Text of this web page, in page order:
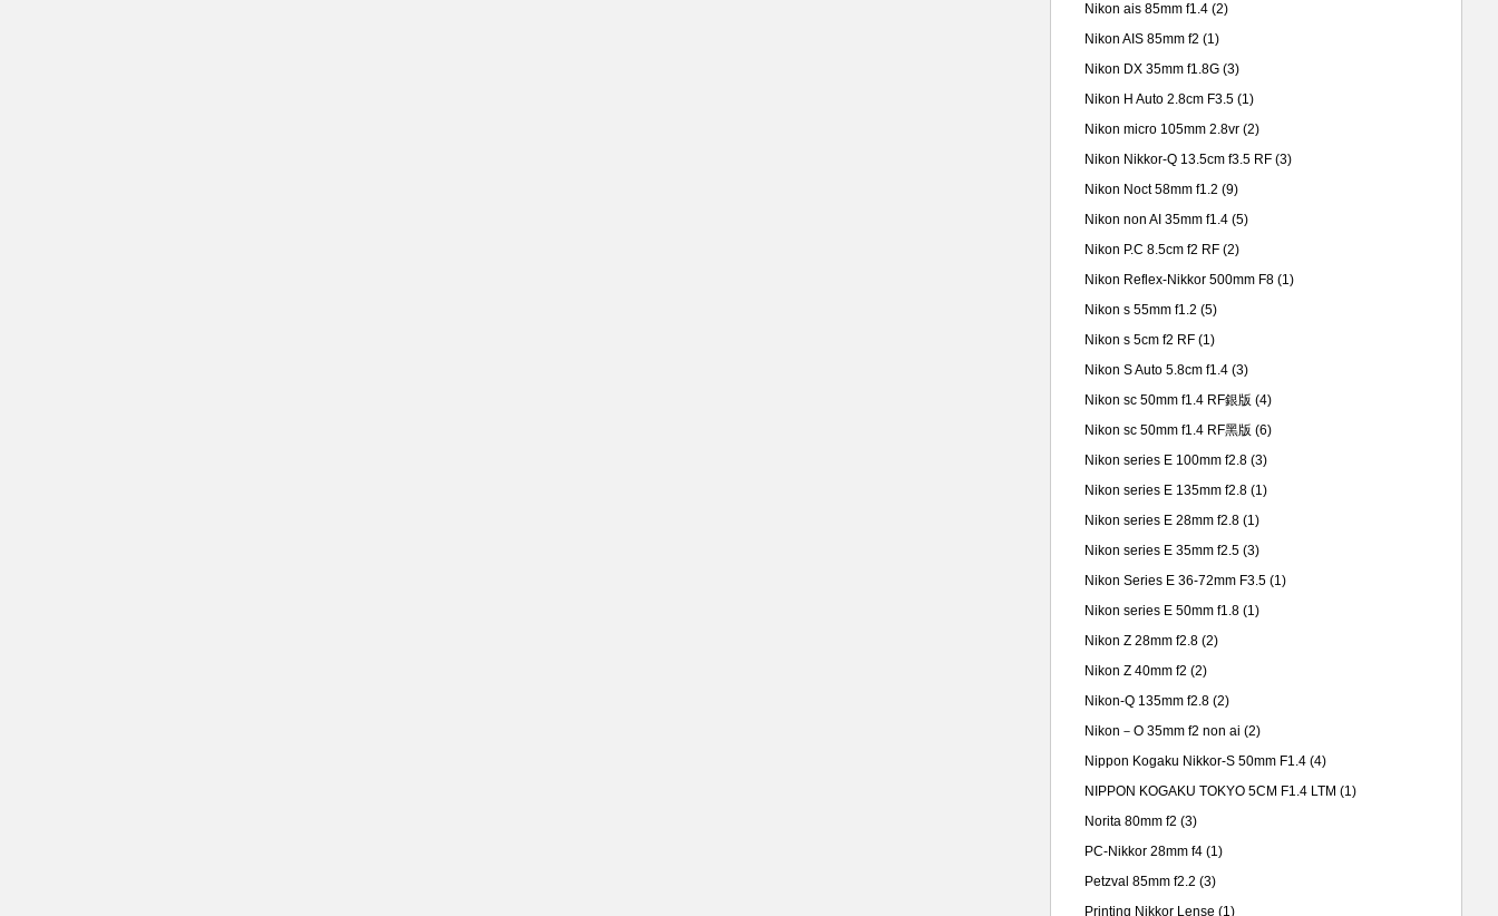
Nikon ais 85mm f1.4 (2)
Nikon AIS 85mm f2 (1)
Nikon DX 35mm f1.8G (3)
Nikon H Auto 2.8cm F3.5 (1)
Nikon micro 105mm 2.8vr (2)
Nikon Nikkor-Q 13.5cm f3.5 RF (3)
Nikon Noct 58mm f1.2 (9)
Nikon non AI 35mm f1.4 (5)
Nikon P.C 8.5cm f2 RF (2)
Nikon Reflex-Nikkor 500mm F8 (1)
Nikon s 55mm f1.2 (5)
Nikon s 5cm f2 RF (1)
Nikon S Auto 5.8cm f1.4 (3)
Nikon sc 50mm f1.4 RF銀版 (4)
Nikon sc 50mm f1.4 RF黑版 (6)
Nikon series E 100mm f2.8 (3)
Nikon series E 135mm f2.8 (1)
Nikon series E 28mm f2.8 (1)
Nikon series E 35mm f2.5 (3)
Nikon Series E 36-72mm F3.5 (1)
Nikon series E 50mm f1.8 (1)
Nikon Z 28mm f2.8 (2)
Nikon Z 40mm f2 (2)
Nikon-Q 135mm f2.8 (2)
Nikon－O 35mm f2 non ai (2)
Nippon Kogaku Nikkor-S 50mm F1.4 (4)
NIPPON KOGAKU TOKYO 5CM F1.4 LTM (1)
Norita 80mm f2 (3)
PC-Nikkor 28mm f4 (1)
Petzval 85mm f2.2 (3)
Printing Nikkor Lense (1)